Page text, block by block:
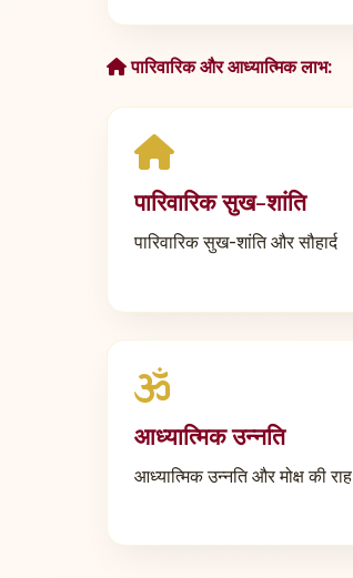
पारिवारिक और आध्यात्मिक लाभ:
पारिवारिक सुख-शांति
पारिवारिक सुख-शांति और सौहार्द
आध्यात्मिक उन्नति
आध्यात्मिक उन्नति और मोक्ष की राह